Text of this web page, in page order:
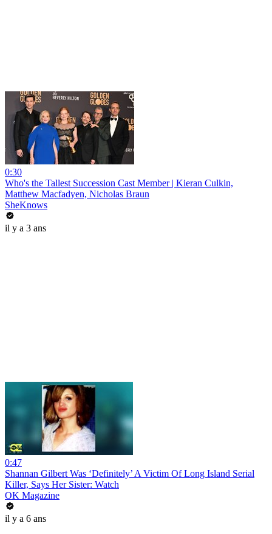
0:30
Who's the Tallest Succession Cast Member | Kieran Culkin,
Matthew Macfadyen, Nicholas Braun
SheKnows
il y a 3 ans
0:47
Shannan Gilbert Was ‘Definitely’ A Victim Of Long Island Serial
Killer, Says Her Sister: Watch
OK Magazine
il y a 6 ans